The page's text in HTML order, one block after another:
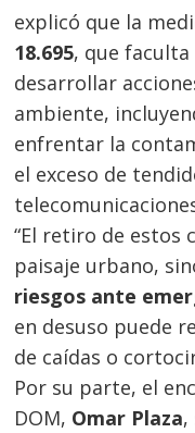
explicó que la
18.695, que
desarrollar
ambiente,
enfrentar la
el exceso de
“El retiro de estos
paisaje urbano,
riesgos ante
en desuso puede
de caídas o
Por su parte, el
DOM, Omar Plaza,
Navegación
de
entradas